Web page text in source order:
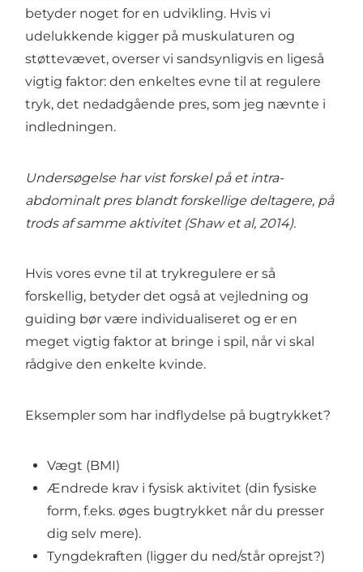
betyder noget for en udvikling. Hvis vi
udelukkende kigger på muskulaturen og
støttevævet, overser vi sandsynligvis en ligeså
vigtig faktor: den enkeltes evne til at regulere
tryk, det nedadgående pres, som jeg nævnte i
indledningen.
Undersøgelse har vist forskel på et intra-
abdominalt pres blandt forskellige deltagere, på
trods af samme aktivitet (Shaw et al, 2014).
Hvis vores evne til at trykregulere er så
forskellig, betyder det også at vejledning og
guiding bør være individualiseret og er en
meget vigtig faktor at bringe i spil, når vi skal
rådgive den enkelte kvinde.
Eksempler som har indflydelse på bugtrykket?
Vægt (BMI)
Ændrede krav i fysisk aktivitet (din fysiske
form, f.eks. øges bugtrykket når du presser
dig selv mere).
Tyngdekraften (ligger du ned/står oprejst?)